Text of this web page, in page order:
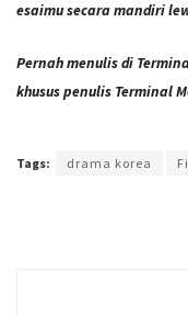
esaimu secara mandiri
Pernah menulis di
khusus penulis Terminal
Tags: drama korea